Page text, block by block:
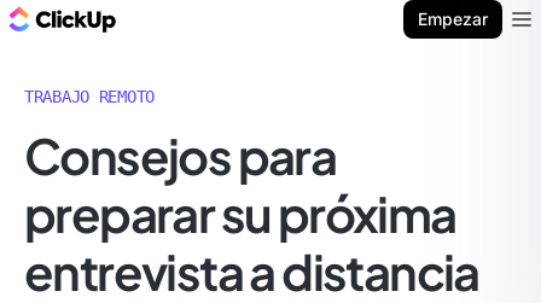
Empezar
TRABAJO REMOTO
Consejos para
preparar su próxima
entrevista a distancia